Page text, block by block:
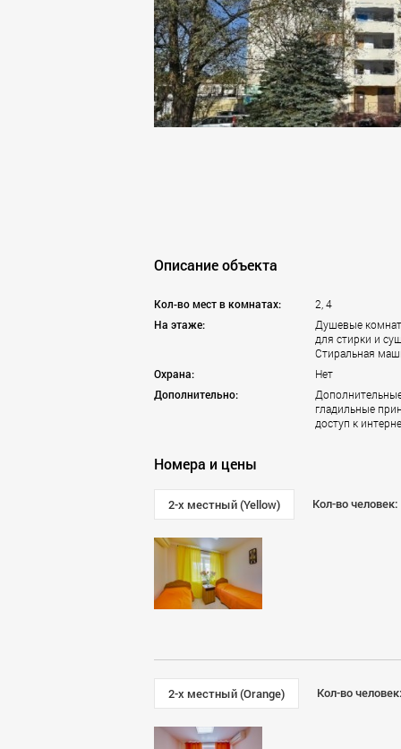
Волгоград
Воронеж
Воскресенск
Дзержинский
Дмитров
Долгопрудный
Иваново
Ижевск
Иркутск
Кемерово
Климовск
Королёв
Краснодар
Курск
Липецк
Лобня
Люберцы
Нижний Новгород
Новокузнецк
Новороссийск
Описание объекта
Кол-во мест в комнатах:
2, 4
На этаже:
Душевые
для стирки и
Стиральная
Охрана:
Нет
Дополнительно:
гладильные
доступ к
Номера и цены
2-х местный (Yellow) Кол-во человек:
2-х местный (Orange) Кол-во человек: